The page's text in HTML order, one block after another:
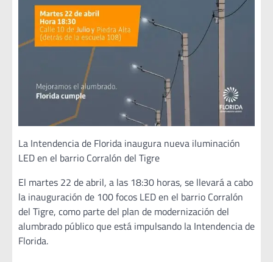
La Intendencia de Florida inaugura nueva iluminación
LED en el barrio Corralón del Tigre
El martes 22 de abril, a las 18:30 horas, se llevará a cabo
la inauguración de 100 focos LED en el barrio Corralón
del Tigre, como parte del plan de modernización del
alumbrado público que está impulsando la Intendencia de
Florida.